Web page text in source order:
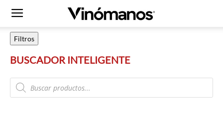
Filtros
BUSCADOR INTELIGENTE
Products
search